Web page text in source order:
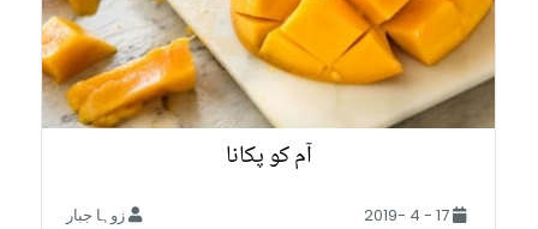
آم کو پکانا
زوہا جبار